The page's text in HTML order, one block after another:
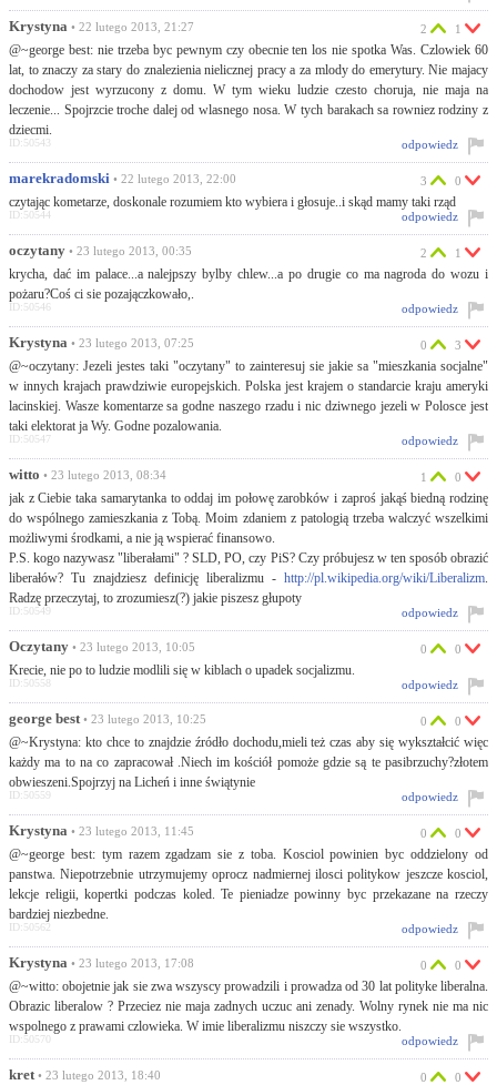
Krystyna • 22 lutego 2013, 21:27
@~george best: nie trzeba byc pewnym czy obecnie ten los nie spotka Was. Czlowiek 60
lat, to znaczy za stary do znalezienia nielicznej pracy a za mlody do emerytury. Nie majacy
dochodow jest wyrzucony z domu. W tym wieku ludzie czesto choruja, nie maja na
leczenie... Spojrzcie troche dalej od wlasnego nosa. W tych barakach sa rowniez rodziny z
dziecmi.
2 1
odpowiedz
ID:50543
marekradomski • 22 lutego 2013, 22:00
czytając kometarze, doskonale rozumiem kto wybiera i głosuje..i skąd mamy taki rząd
3 0
odpowiedz
ID:50544
oczytany • 23 lutego 2013, 00:35
krycha, dać im palace...a nalejpszy bylby chlew...a po drugie co ma nagroda do wozu i
pożaru?Coś ci sie pozajączkowało,.
2 1
odpowiedz
ID:50546
Krystyna • 23 lutego 2013, 07:25
@~oczytany: Jezeli jestes taki "oczytany" to zainteresuj sie jakie sa "mieszkania socjalne"
w innych krajach prawdziwie europejskich. Polska jest krajem o standarcie kraju ameryki
lacinskiej. Wasze komentarze sa godne naszego rzadu i nic dziwnego jezeli w Polosce jest
taki elektorat ja Wy. Godne pozalowania.
0 3
odpowiedz
ID:50547
witto • 23 lutego 2013, 08:34
jak z Ciebie taka samarytanka to oddaj im połowę zarobków i zaproś jakąś biedną rodzinę
do wspólnego zamieszkania z Tobą. Moim zdaniem z patologią trzeba walczyć wszelkimi
możliwymi środkami, a nie ją wspierać finansowo.
P.S. kogo nazywasz "liberałami" ? SLD, PO, czy PiS? Czy próbujesz w ten sposób obrazić
liberałów? Tu znajdziesz definicję liberalizmu - http://pl.wikipedia.org/wiki/Liberalizm.
Radzę przeczytaj, to zrozumiesz(?) jakie piszesz głupoty
1 0
odpowiedz
ID:50549
Oczytany • 23 lutego 2013, 10:05
Krecie, nie po to ludzie modlili się w kiblach o upadek socjalizmu.
0 0
odpowiedz
ID:50558
george best • 23 lutego 2013, 10:25
@~Krystyna: kto chce to znajdzie źródło dochodu,mieli też czas aby się wykształcić więc
każdy ma to na co zapracował .Niech im kościół pomoże gdzie są te pasibrzuchy?złotem
obwieszeni.Spojrzyj na Licheń i inne świątynie
0 0
odpowiedz
ID:50559
Krystyna • 23 lutego 2013, 11:45
@~george best: tym razem zgadzam sie z toba. Kosciol powinien byc oddzielony od
panstwa. Niepotrzebnie utrzymujemy oprocz nadmiernej ilosci politykow jeszcze kosciol,
lekcje religii, kopertki podczas koled. Te pieniadze powinny byc przekazane na rzeczy
bardziej niezbedne.
0 0
odpowiedz
ID:50562
Krystyna • 23 lutego 2013, 17:08
@~witto: obojetnie jak sie zwa wszyscy prowadzili i prowadza od 30 lat polityke liberalna.
Obrazic liberalow ? Przeciez nie maja zadnych uczuc ani zenady. Wolny rynek nie ma nic
wspolnego z prawami czlowieka. W imie liberalizmu niszczy sie wszystko.
0 0
odpowiedz
ID:50570
kret • 23 lutego 2013, 18:40 0 0